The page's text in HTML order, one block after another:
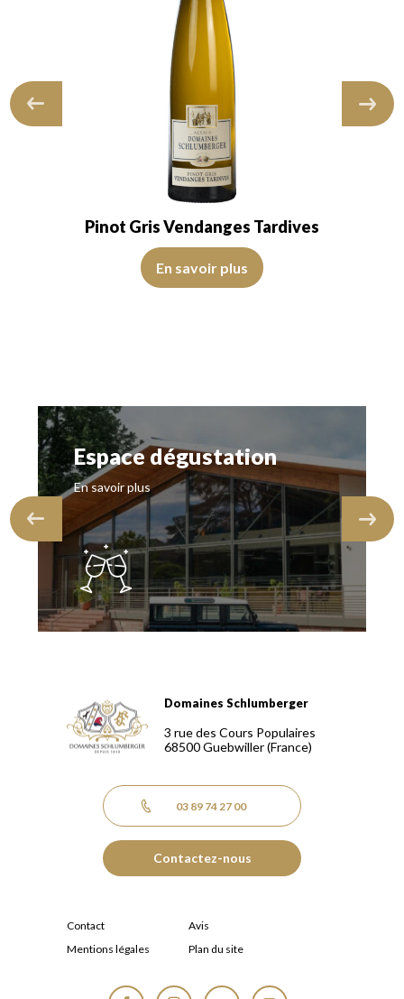
Pinot Gris Vendanges Tardives
En savoir plus
Espace dégustation
En savoir plus
Domaines Schlumberger Vignerons 100% récoltants
Domaines Schlumberger
3 rue des Cours Populaires
68500Guebwiller(France)
03 89 74 27 00
Contactez-nous
Contact
Avis
Mentions légales
Plan du site